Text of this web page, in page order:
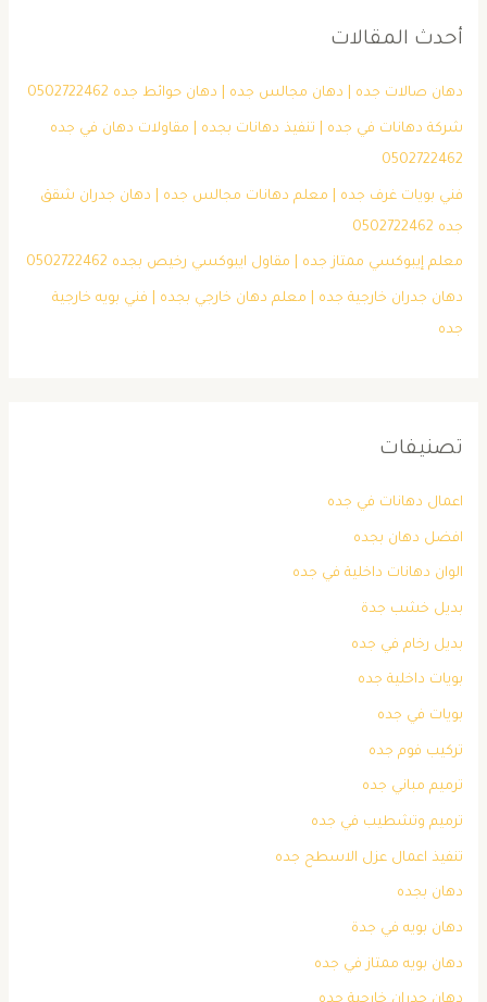
أحدث المقالات
دهان صالات جده | دهان مجالس جده | دهان حوائط جده 0502722462
شركة دهانات في جده | تنفيذ دهانات بجده | مقاولات دهان في جده
0502722462
فني بويات غرف جده | معلم دهانات مجالس جده | دهان جدران شقق
جده 0502722462
معلم إيبوكسي ممتاز جده | مقاول ايبوكسي رخيص بجده 0502722462
دهان جدران خارجية جده | معلم دهان خارجي بجده | فني بويه خارجية
جده
تصنيفات
اعمال دهانات في جده
افضل دهان بجده
الوان دهانات داخلية في جده
بديل خشب جدة
بديل رخام في جده
بويات داخلية جده
بويات في جده
تركيب فوم جده
ترميم مباني جده
ترميم وتشطيب في جده
تنفيذ اعمال عزل الاسطح جده
دهان بجده
دهان بويه في جدة
دهان بويه ممتاز في جده